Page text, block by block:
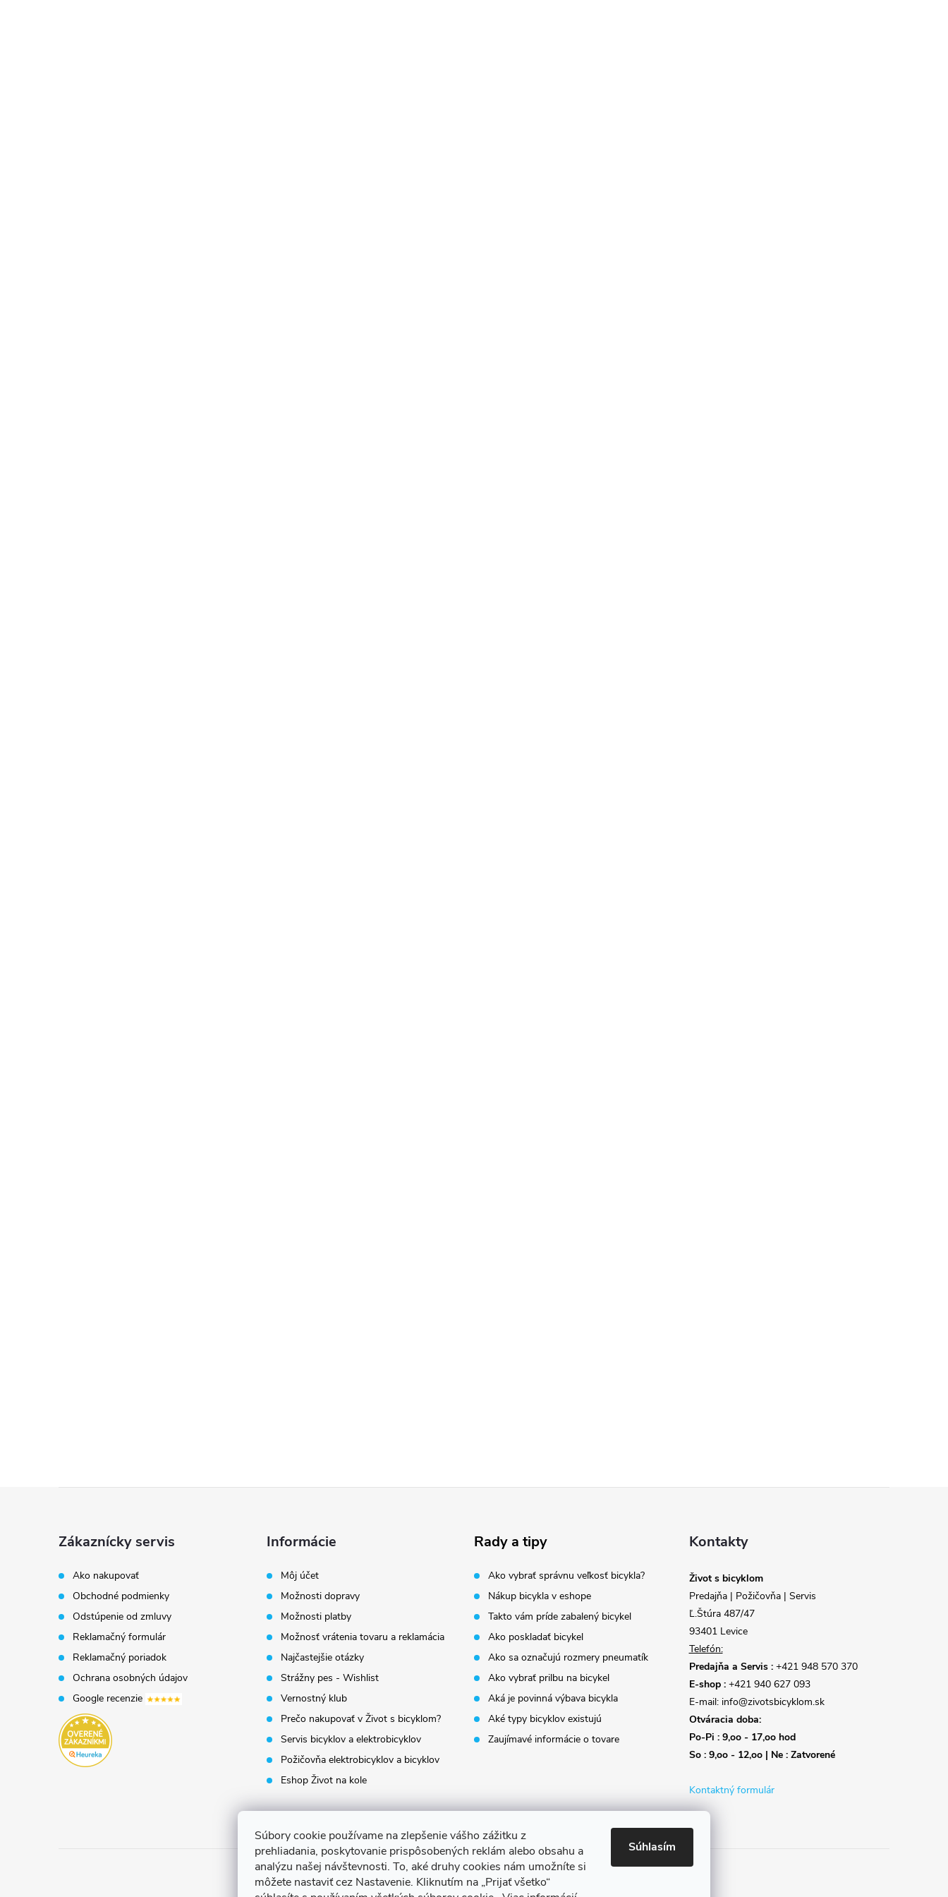
Súbory cookie používame na zlepšenie vášho zážitku z
prehliadania, poskytovanie prispôsobených reklám alebo obsahu a
analýzu našej návštevnosti. To, aké druhy cookies nám umožníte si
môžete nastaviť cez Nastavenie. Kliknutím na „Prijať všetko“
Súhlasím
Zákaznícky servis
Ako nakupovať
Obchodné podmienky
Odstúpenie od zmluvy
Reklamačný formulár
Reklamačný poriadok
Ochrana osobných údajov
Google recenzie
Informácie
Môj účet
Možnosti dopravy
Možnosti platby
Možnosť vrátenia tovaru a reklamácia
Najčastejšie otázky
Strážny pes - Wishlist
Vernostný klub
Prečo nakupovať v Život s bicyklom?
Servis bicyklov a elektrobicyklov
Požičovňa elektrobicyklov a bicyklov
Eshop Život na kole
Rady a tipy
Ako vybrať správnu veľkosť bicykla?
Nákup bicykla v eshope
Takto vám príde zabalený bicykel
Ako poskladať bicykel
Ako sa označujú rozmery pneumatík
Ako vybrať prilbu na bicykel
Aká je povinná výbava bicykla
Aké typy bicyklov existujú
Zaujímavé informácie o tovare
Kontakty
Život s bicyklom
Predajňa | Požičovňa | Servis
Ľ.Štúra 487/47
93401 Levice
Telefón:
Predajňa a Servis :+421 948 570 370
E-shop : +421 940 627 093
E-mail: info@zivotsbicyklom.sk
Otváracia doba:
Po-Pi : 9,oo - 17,oo hod
So : 9,oo - 12,oo | Ne : Zatvorené
Kontaktný formulár